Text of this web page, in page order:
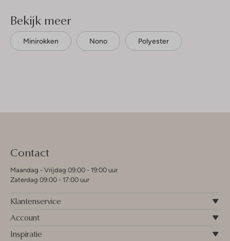
Bekijk meer
Minirokken Nono Polyester
Contact
Maandag - Vrijdag 09:00 - 19:00 uur
Zaterdag 09:00 - 17:00 uur
Klantenservice
Account
Inspiratie